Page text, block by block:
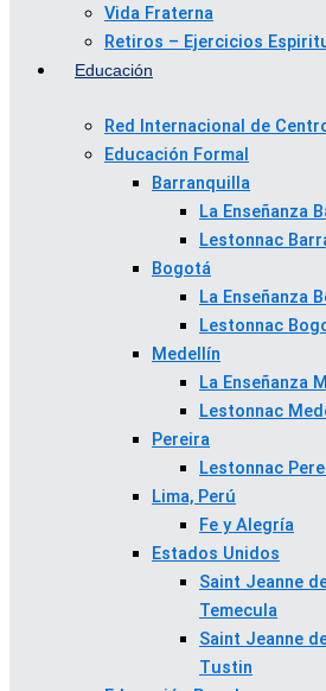
Vida Fraterna
Retiros – Ejercicios
Educación
Red Internacional de
Educación Formal
Barranquilla
La Enseñanza
Lestonnac
Bogotá
La Enseñanza
Lestonnac
Medellín
La Enseñanza
Lestonnac
Pereira
Lestonnac
Lima, Perú
Fe y Alegría
Estados Unidos
Saint Jeanne
Temecula
Saint Jeanne
Tustin